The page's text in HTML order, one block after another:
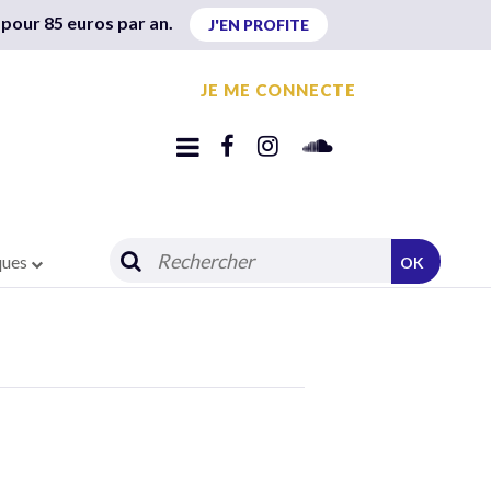
85 euros par an. J'EN PROFITE
JE ME CONNECTE
OK